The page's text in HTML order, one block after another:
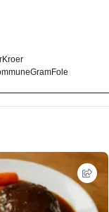
Kroer
GramFole